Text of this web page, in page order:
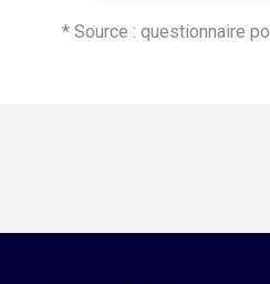
* Source : questionnaire